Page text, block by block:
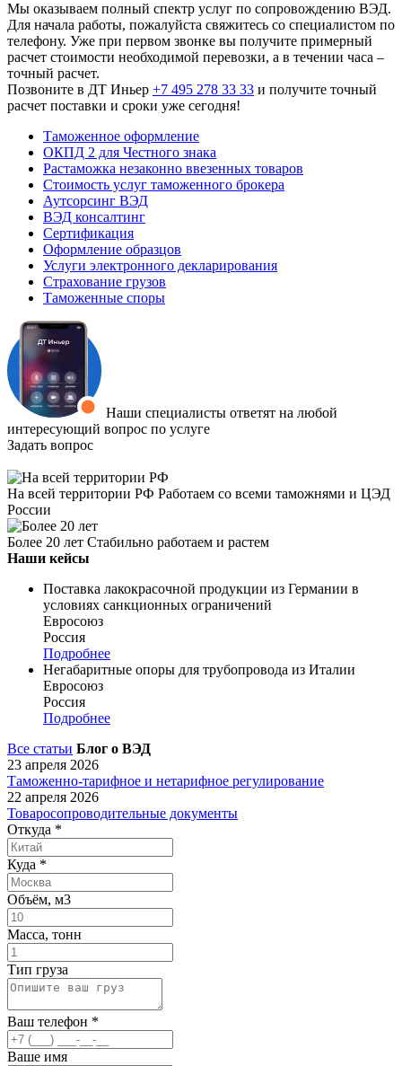
Мы оказываем полный спектр услуг по сопровождению ВЭД.
Для начала работы, пожалуйста свяжитесь со специалистом по
телефону. Уже при первом звонке вы получите примерный
расчет стоимости необходимой перевозки, а в течении часа –
точный расчет.
Позвоните в ДТ Иньер +7 495 278 33 33 и получите точный
расчет поставки и сроки уже сегодня!
Таможенное оформление
ОКПД 2 для Честного знака
Растаможка незаконно ввезенных товаров
Стоимость услуг таможенного брокера
Аутсорсинг ВЭД
ВЭД консалтинг
Сертификация
Оформление образцов
Услуги электронного декларирования
Страхование грузов
Таможенные споры
Наши специалисты ответят на любой
интересующий вопрос по услуге
Задать вопрос
На всей территории РФ Работаем со всеми таможнями и ЦЭД
России
Более 20 лет Стабильно работаем и растем
Наши кейсы
Поставка лакокрасочной продукции из Германии в
условиях санкционных ограничений
Евросоюз
Россия
Подробнее
Негабаритные опоры для трубопровода из Италии
Евросоюз
Россия
Подробнее
Все статьи Блог о ВЭД
23 апреля 2026
Таможенно-тарифное и нетарифное регулирование
22 апреля 2026
Товаросопроводительные документы
Откуда *
Куда *
Объём, м3
Масса, тонн
Тип груза
Ваш телефон *
Ваше имя